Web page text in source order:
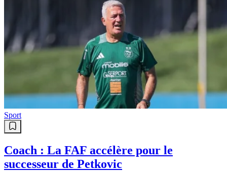
Sport
Coach : La FAF accélère pour le
successeur de Petkovic